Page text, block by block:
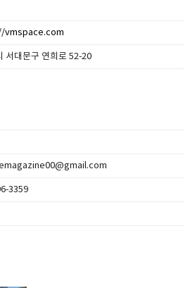
vmspace.com
서대문구 연희로 52-20
3359